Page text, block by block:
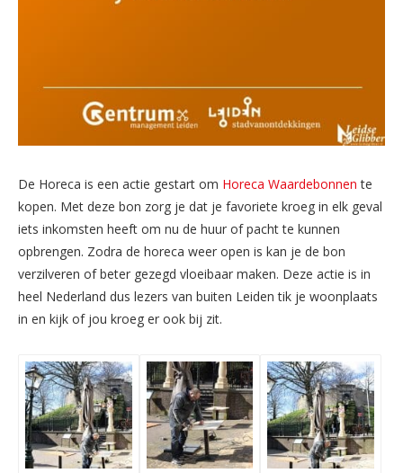
De Horeca is een actie gestart om Horeca Waardebonnen te
kopen. Met deze bon zorg je dat je favoriete kroeg in elk geval
iets inkomsten heeft om nu de huur of pacht te kunnen
opbrengen. Zodra de horeca weer open is kan je de bon
verzilveren of beter gezegd vloeibaar maken. Deze actie is in
heel Nederland dus lezers van buiten Leiden tik je woonplaats
in en kijk of jou kroeg er ook bij zit.